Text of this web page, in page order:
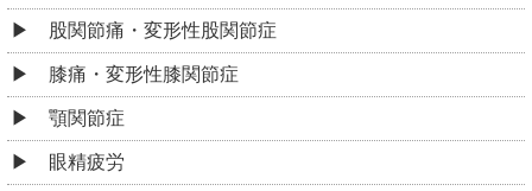
股関節痛・変形性股関節症
膝痛・変形性膝関節症
顎関節症
眼精疲労